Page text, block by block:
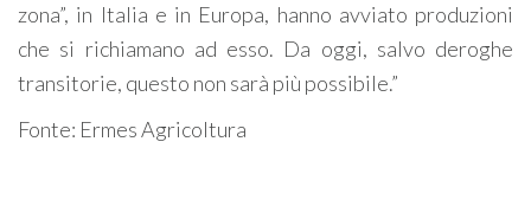
zona”, in Italia e in Europa, hanno avviato produzioni
che si richiamano ad esso. Da oggi, salvo deroghe
transitorie, questo non sarà più possibile.”
Fonte: Ermes Agricoltura